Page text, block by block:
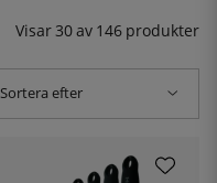
Visar 30av 146 produkter
Sortera efter